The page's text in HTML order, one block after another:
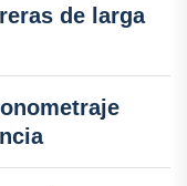
de larga